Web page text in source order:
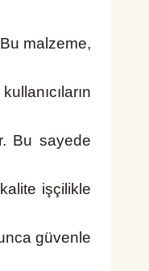
malzeme,
Bu sayede
işçilikle
güvenle